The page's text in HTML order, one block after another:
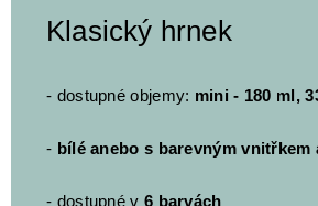
Klasický hrnek
- dostupné objemy: mini - 180 ml,
- bílé anebo s barevným vnitřkem
- dostupné v 6 barvách